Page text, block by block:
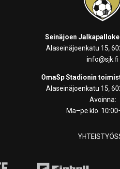
Seinäjoen
Alaseinäjoenkatu 15,
info@sjk.fi
OmaSp Stadionin
Alaseinäjoenkatu 15,
Avoinna:
Ma–pe klo.